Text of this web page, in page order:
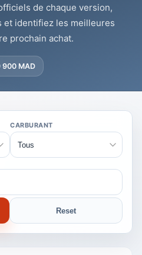
de chaque version,
et identifiez les meilleures
prochain achat.
900 MAD
CARBURANT
Reset